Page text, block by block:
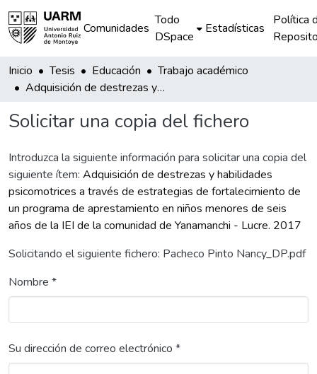
Comunidades
Todo
DSpace
Estadísticas
Política
Inicio Tesis Educación
Trabajo académico
Adquisición de destrezas y habilidades psicomotrices a través de estrategias de fortalecimiento de un programa de aprestamiento en niños menores de seis años de la IEI de la comunidad de Yanamanchi - Lucre. 2017
Solicitar una copia del fichero
Introduzca la siguiente información para solicitar una copia del
siguiente ítem: Adquisición de destrezas y habilidades
psicomotrices a través de estrategias de fortalecimiento de
un programa de aprestamiento en niños menores de seis
años de la IEI de la comunidad de Yanamanchi - Lucre. 2017
Solicitando el siguiente fichero: Pacheco Pinto Nancy_DP.pdf
Nombre *
Su dirección de correo electrónico *